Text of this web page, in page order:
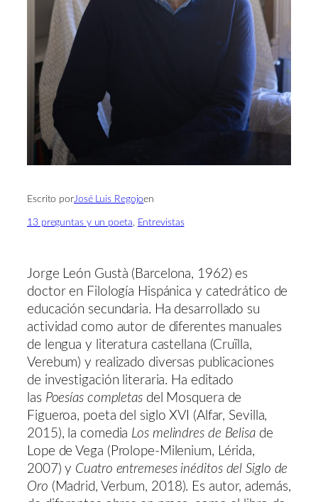
Escrito porJosé Luis Regojoen
13 preguntas y un poeta, Entrevistas
Jorge León Gustà (Barcelona, 1962) es
doctor en Filología Hispánica y catedrático de
educación secundaria. Ha desarrollado su
actividad como autor de diferentes manuales
de lengua y literatura castellana (Cruïlla,
Verebum) y realizado diversas publicaciones
de investigación literaria. Ha editado
las Poesías completasdel Mosquera de
Figueroa, poeta del siglo XVI (Alfar, Sevilla,
2015), la comedia Los melindres de Belisade
Lope de Vega (Prolope-Milenium, Lérida,
2007) y Cuatro entremeses inéditos del Siglo de
Oro (Madrid, Verbum, 2018). Es autor, además,